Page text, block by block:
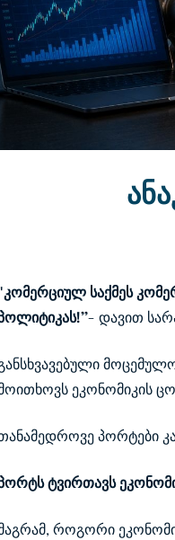
საქმეს
- დავით
ეკონომიკის
პორტები
ტვირთავს
როგორი